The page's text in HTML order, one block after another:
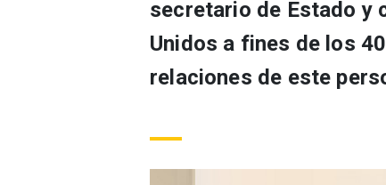
secretario de Estado y
Unidos a fines de los
relaciones de este